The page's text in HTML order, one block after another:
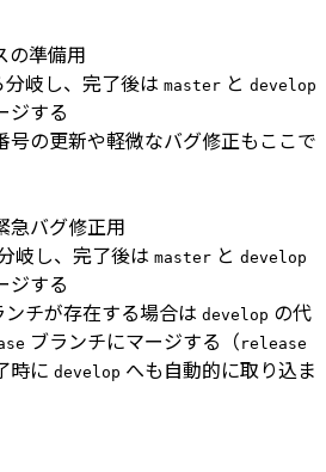
の準備用
分岐し、完了後は master と develop
ジする
号の更新や軽微なバグ修正もここで
急バグ修正用
岐し、完了後は master と develop
ジする
ンチが存在する場合は develop の代
ブランチにマージする（ release
時に develop へも自動的に取り込ま